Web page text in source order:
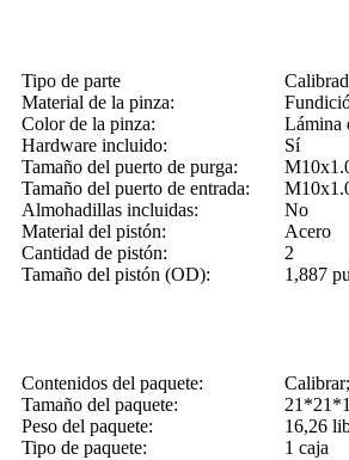
Tipo de parte
Material de la pinza:
Color de la pinza:
Lámina
Hardware incluido:
Sí
Tamaño del puerto de purga:
Tamaño del puerto de entrada:
Almohadillas incluidas:
No
Material del pistón:
Acero
Cantidad de pistón:
2
Tamaño del pistón (OD):
1,887
Contenidos del paquete:
Tamaño del paquete:
Peso del paquete:
16,26
Tipo de paquete:
1 caja